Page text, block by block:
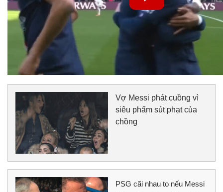
Vợ Messi phát cuồng vì
siêu phẩm sút phạt của
chồng
PSG cãi nhau to nếu Messi